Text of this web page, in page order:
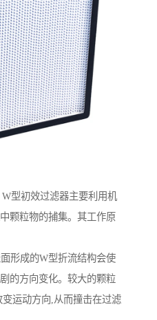
型初效过滤器主要利用机
颗粒物的捕集。其工作原
形成的W型折流结构会使
的方向变化。较大的颗粒
运动方向,从而撞击在过滤